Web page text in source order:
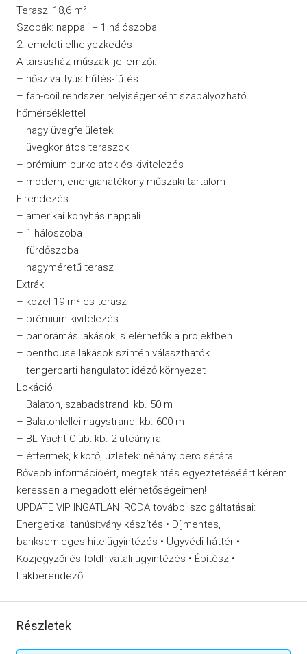
Terasz: 18,6 m²
Szobák: nappali + 1 hálószoba
2. emeleti elhelyezkedés
A társasház műszaki jellemzői:
– hőszivattyús hűtés-fűtés
– fan-coil rendszer helyiségenként szabályozható
hőmérséklettel
– nagy üvegfelületek
– üvegkorlátos teraszok
– prémium burkolatok és kivitelezés
– modern, energiahatékony műszaki tartalom
Elrendezés
– amerikai konyhás nappali
– 1 hálószoba
– fürdőszoba
– nagyméretű terasz
Extrák
– közel 19 m²-es terasz
– prémium kivitelezés
– panorámás lakások is elérhetők a projektben
– penthouse lakások szintén választhatók
– tengerparti hangulatot idéző környezet
Lokáció
– Balaton, szabadstrand: kb. 50 m
– Balatonlellei nagystrand: kb. 600 m
– BL Yacht Club: kb. 2 utcányira
– éttermek, kikötő, üzletek: néhány perc sétára
Bővebb információért, megtekintés egyeztetéséért kérem
keressen a megadott elérhetőségeimen!
UPDATE VIP INGATLAN IRODA további szolgáltatásai:
Energetikai tanúsítvány készítés • Díjmentes,
banksemleges hitelügyintézés • Ügyvédi háttér •
Közjegyzői és földhivatali ügyintézés • Építész •
Lakberendező
Részletek